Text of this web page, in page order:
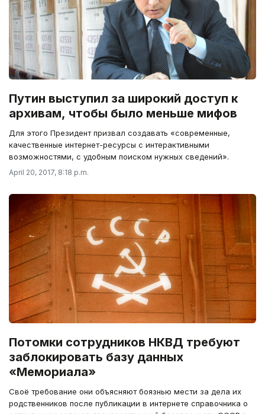
Путин выступил за широкий доступ к
архивам, чтобы было меньше мифов
Для этого Президент призвал создавать «современные,
качественные интернет-ресурсы с интерактивными
возможностями, с удобным поиском нужных сведений».
April 20, 2017, 8:18 p.m.
Потомки сотрудников НКВД требуют
заблокировать базу данных
«Мемориала»
Своё требование они объясняют боязнью мести за дела их
родственников после публикации в интернете справочника о